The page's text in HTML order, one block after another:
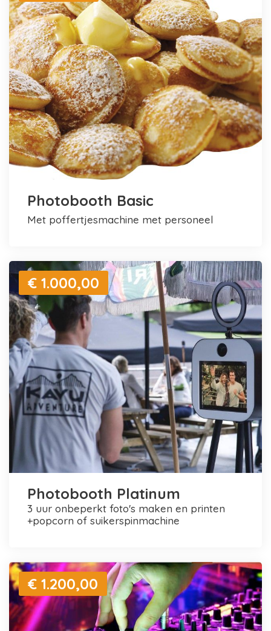
Photobooth Basic
met poffertjesmachine met personeel
€ 1.000,00
Photobooth Platinum
3 uur onbeperkt foto's maken en printen
+popcorn of suikerspinmachine
€ 1.200,00